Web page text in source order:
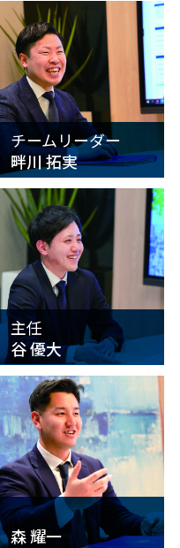
チームリーダー
畔川 拓実
主任
谷 優大
森 耀一